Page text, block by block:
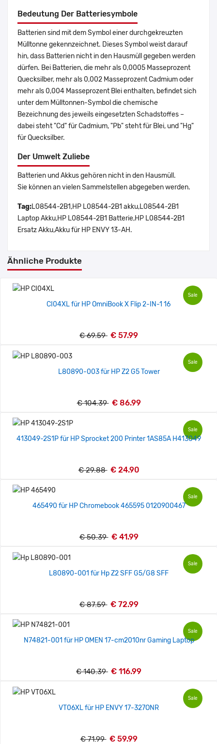
Bedeutung Der Batteriesymbole
Batterien sind mit dem Symbol einer durchgekreuzten
Mülltonne gekennzeichnet. Dieses Symbol weist darauf
hin, dass Batterien nicht in den Hausmüll gegeben werden
dürfen. Bei Batterien, die mehr als 0,0005 Masseprozent
Quecksilber, mehr als 0,002 Masseprozent Cadmium oder
mehr als 0,004 Masseprozent Blei enthalten, befindet sich
unter dem Mülltonnen-Symbol die chemische
Bezeichnung des jeweils eingesetzten Schadstoffes –
dabei steht "Cd" für Cadmium, "Pb" steht für Blei, und "Hg"
für Quecksilber.
Der Umwelt Zuliebe
Batterien und Akkus gehören nicht in den Hausmüll.
Sie können an vielen Sammelstellen abgegeben werden.
Tag:L08544-2B1,HP L08544-2B1 akku,L08544-2B1
Laptop Akku,HP L08544-2B1 Batterie,HP L08544-2B1
Ersatz Akku,Akku für HP ENVY 13-AH.
Ähnliche Produkte
Sale
CI04XL für HP OmniBook X Flip 2-IN-1 16
€ 69.59 € 57.99
Sale
L80890-003 für HP Z2 G5 Tower
€ 104.39 € 86.99
Sale
413049-2S1P für HP Sprocket 200 Printer 1AS85A H413049
€ 29.88 € 24.90
Sale
465490 für HP Chromebook 465595 0120900467
€ 50.39 € 41.99
Sale
L80890-001 für Hp Z2 SFF G5/G8 SFF
€ 87.59 € 72.99
Sale
N74821-001 für HP OMEN 17-cm2010nr Gaming Laptop
€ 140.39 € 116.99
Sale
VT06XL für HP ENVY 17-327ONR
€ 71.99 € 59.99